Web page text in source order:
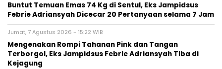
Buntut Temuan Emas 74 Kg di Sentul, Eks Jampidsus
Febrie Adriansyah Dicecar 20 Pertanyaan selama 7 Jam
Jumat, 7 Agustus 2026 - 15:22 WIB
Mengenakan Rompi Tahanan Pink dan Tangan
Terborgol, Eks Jampidsus Febrie Adriansyah Tiba di
Kejagung